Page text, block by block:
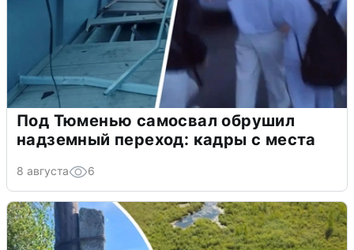
Под Тюменью самосвал обрушил
надземный переход: кадры с места
8 августа 6